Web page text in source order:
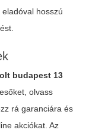
hosszú
budapest 13
olvass
rá garanciára és
akciókat. Az